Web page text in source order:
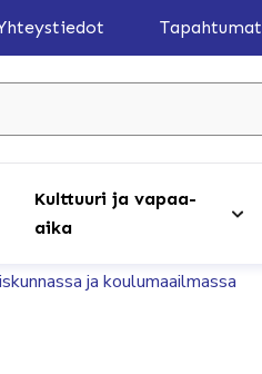
Tapahtumat
Kulttuuri ja vapaa-
aika
ja koulumaailmassa